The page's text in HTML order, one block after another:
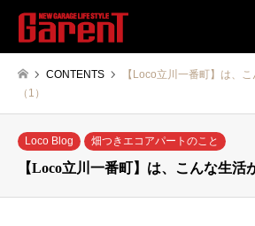
CONTENTS
【Loco立川一番町】は、
（1）
Loco Blog 畑つきエコアパートのこと
【Loco立川一番町】は、こんな生活